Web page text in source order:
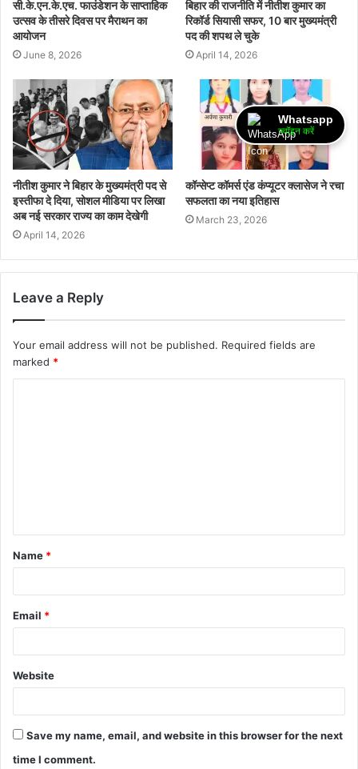
सी.के.एन.के.एच. फाउंडेशन के साप्ताहिक
उत्सव के तीसरे दिवस पर मैराथन का
आयोजन
June 8, 2026
बिहार की राजनीति में नीतीश कुमार का
रिकॉर्ड सियासी सफर, 10 बार मुख्यमंत्री
पद की शपथ ले चुके
April 14, 2026
नीतीश कुमार ने बिहार के मुख्यमंत्री पद से
इस्तीफा दे दिया, सोशल मीडिया पर लिखा
अब नई सरकार राज्य का काम देखेगी
April 14, 2026
कॉन्सेप्ट कॉमर्स एंड कंप्यूटर क्लासेज ने रचा
सफलता का नया इतिहास
March 23, 2026
Leave a Reply
Your email address will not be published. Required fields are
marked *
Name *
Email *
Website
Save my name, email, and website in this browser for the next
time I comment.
Whatsapp
ज्वॉइन करें